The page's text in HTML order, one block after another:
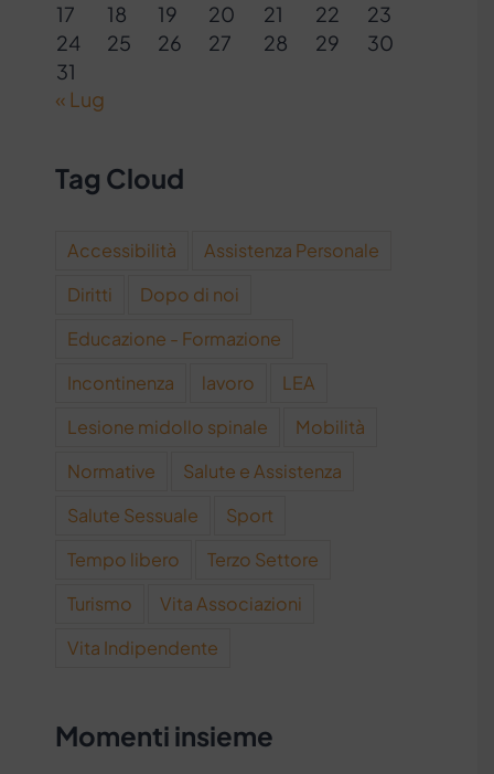
17
18 19 20 21 22
23
24
25 26 27 28 29
30
31
« Lug
Tag Cloud
Accessibilità
Assistenza Personale
Diritti
Dopo di noi
Educazione - Formazione
Incontinenza
lavoro
LEA
Lesione midollo spinale
Mobilità
Normative
Salute e Assistenza
Salute Sessuale
Sport
Tempo libero
Terzo Settore
Turismo
Vita Associazioni
Vita Indipendente
Momenti insieme